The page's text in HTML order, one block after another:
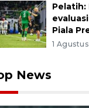
Pelatih:
Piala
1
News